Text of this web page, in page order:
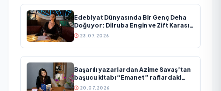
Edebiyat Dünyasında Bir Genç Deha
Doğuyor: Dilruba Engin ve Zift Karası
Evreni ‘AVENOİR’
23.07.2026
Başarılı yazarlardan Azime Savaş’tan
başucu kitabı “Emanet” raflardaki
yerini aldı
20.07.2026